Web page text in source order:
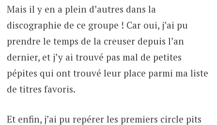
Mais il y en a plein d’autres dans la
discographie de ce groupe ! Car oui, j’ai pu
prendre le temps de la creuser depuis l’an
dernier, et j’y ai trouvé pas mal de petites
pépites qui ont trouvé leur place parmi ma liste
de titres favoris.
Et enfin, j’ai pu repérer les premiers circle pits